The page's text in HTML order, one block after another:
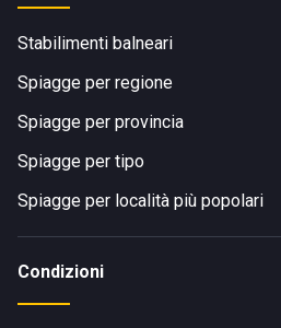
Stabilimenti balneari
Spiagge per regione
Spiagge per provincia
Spiagge per tipo
Spiagge per località più popolari
Condizioni